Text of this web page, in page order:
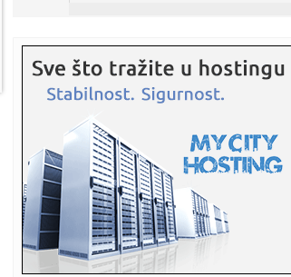
19:43: Pala jedna od najvećih mreža
"Prebac...
19:41:
održavanja Ekspo l...
19:40:Ватрена стихија у Делиблатској ...
19:40:Gde izaći u Beogradu? Ovo su
provod
19:38:Barselona otkazala gostovanje u